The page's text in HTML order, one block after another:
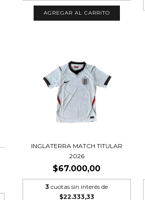
AGREGAR AL CARRITO
INGLATERRA MATCH TITULAR
2026
$67.000,00
3 cuotas sin interés de
$22.333,33